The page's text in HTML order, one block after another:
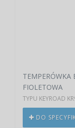
TEMPERÓWKA
FIOLETOWA
TYPU KEYROAD
DO